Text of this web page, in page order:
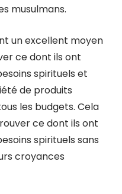
musulmans.
un excellent moyen
ce dont ils ont
spirituels et
de produits
les budgets. Cela
ce dont ils ont
spirituels sans
croyances